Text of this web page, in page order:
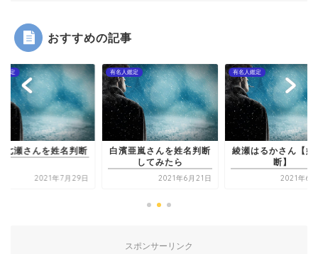
おすすめの記事
鑑定
亜嵐さんを姓名判断
2021年6月21日
有名人鑑定
綾瀬はるかさん【姓名判
断】
2021年6月25日
有名人鑑定
西野七瀬さんを姓名
2021年7
スポンサーリンク